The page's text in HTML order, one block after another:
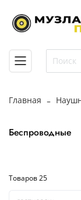
Главная
Беспроводные
Товаров25